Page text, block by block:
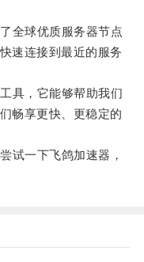
全球优质服务器节点
速连接到最近的服务
具，它能够帮助我们
畅享更快、更稳定的
一下飞鸽加速器，